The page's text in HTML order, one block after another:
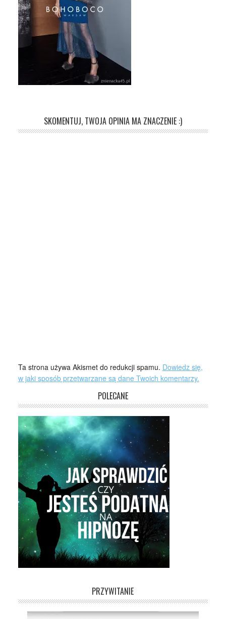
SKOMENTUJ, TWOJA OPINIA MA ZNACZENIE :)
Ta strona używa Akismet do redukcji spamu. Dowiedz się,
w jaki sposób przetwarzane są dane Twoich komentarzy.
POLECANE
PRZYWITANIE